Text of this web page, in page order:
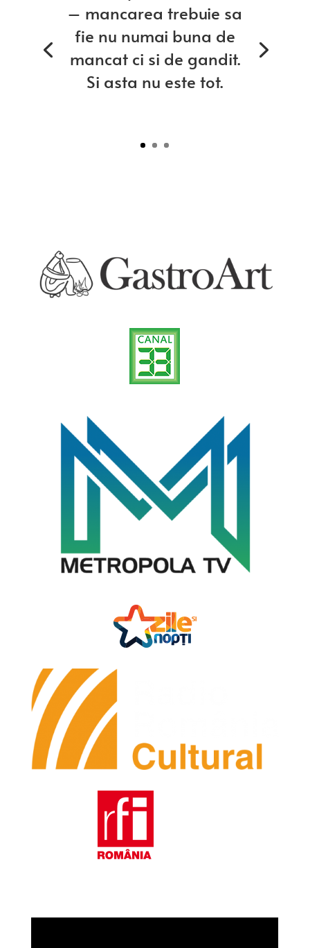
– mancarea trebuie sa
fie nu numai buna de
mancat ci si de gandit.
Si asta nu este tot.